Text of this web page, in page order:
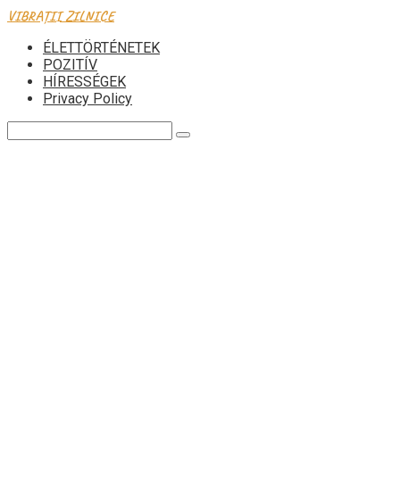
Skip
content
VIBRAȚII ZILNICE
ÉLETTÖRTÉNETEK
POZITÍV
HÍRESSÉGEK
Privacy Policy